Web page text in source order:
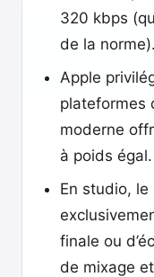
320 kbps
de la norme).
Apple
plateformes
moderne
à poids égal.
En studio,
finale ou
de mixage